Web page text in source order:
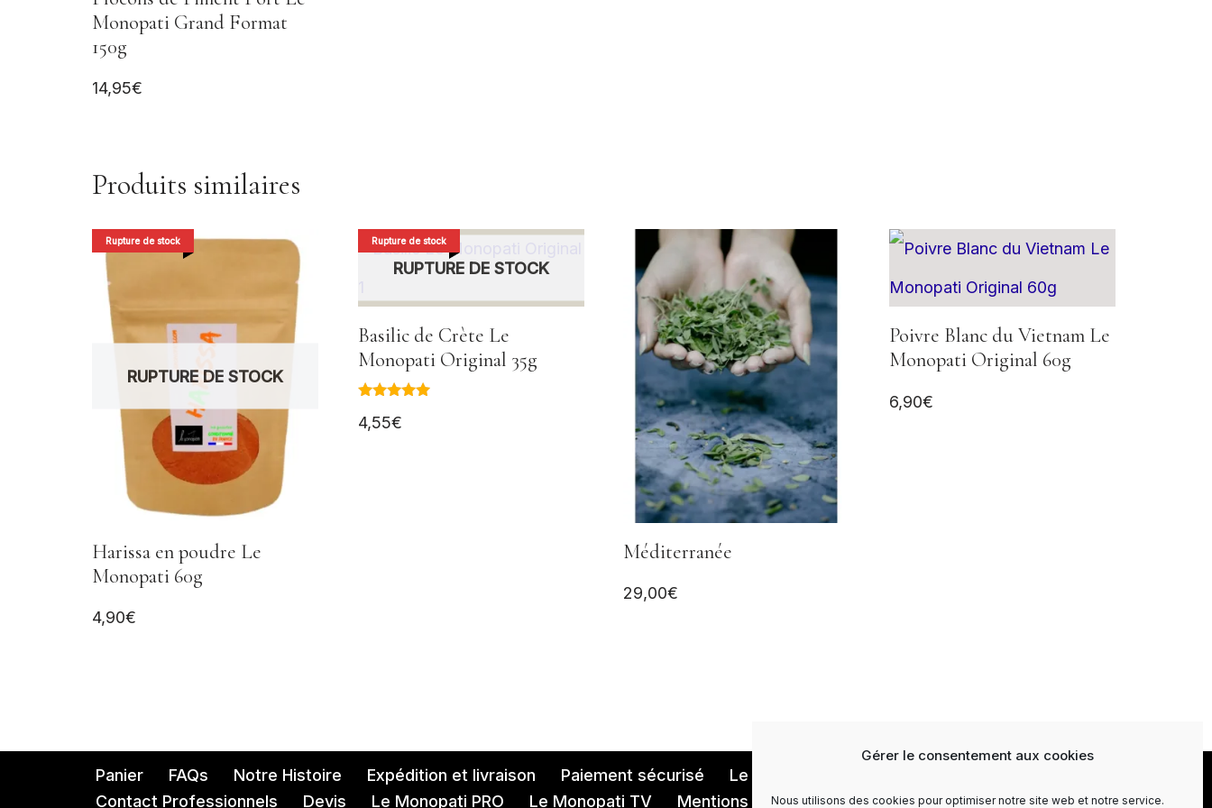
Gérer le consentement aux cookies
Nous utilisons des cookies pour optimiser notre site web et notre service.
Monopati Grand Format
150g
14,95€
Produits similaires
Rupture de stock
RUPTURE DE STOCK
Harissa en poudre Le
Monopati 60g
4,90€
Rupture de stock
RUPTURE DE STOCK
Basilic de Crète Le
Monopati Original 35g
5.00
4,55€
Méditerranée
29,00€
Poivre Blanc du Vietnam Le
Monopati Original 60g
6,90€
Panier FAQs Notre Histoire Expédition et livraison Paiement sécurisé Le Monopati Newsletter
Contact Professionnels
Devis Le Monopati PRO Le Monopati TV Mentions légales Conditions générales de vente